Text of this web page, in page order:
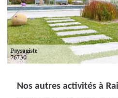
Nos autres activités à